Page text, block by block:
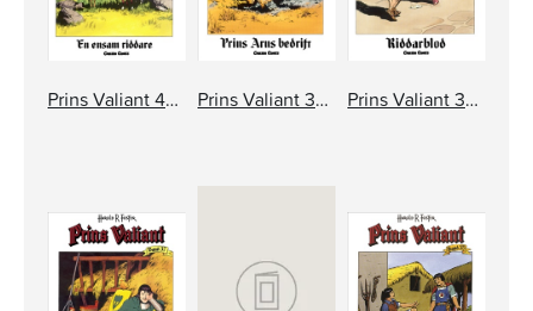
Prins Valiant 40: En ensam riddare Prins Valiant 38: Prins Ams bedrift Prins Valiant 39: Riddarblod